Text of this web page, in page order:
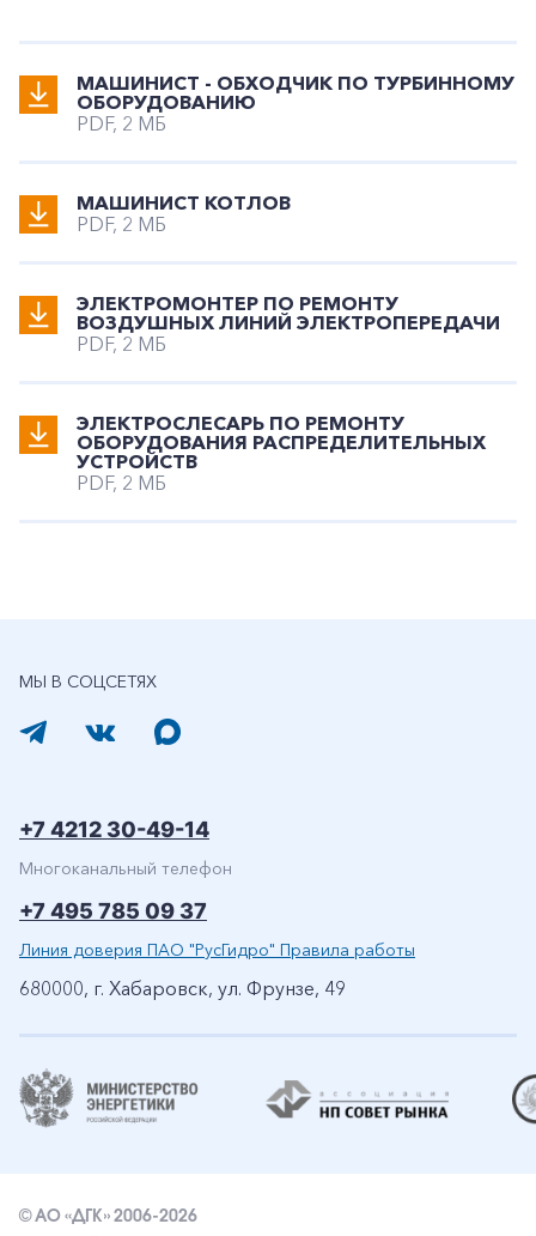
МАШИНИСТ - ОБХОДЧИК ПО ТУРБИННОМУ
ОБОРУДОВАНИЮ
PDF, 2 МБ
МАШИНИСТ КОТЛОВ
PDF, 2 МБ
ЭЛЕКТРОМОНТЕР ПО РЕМОНТУ
ВОЗДУШНЫХ ЛИНИЙ ЭЛЕКТРОПЕРЕДАЧИ
PDF, 2 МБ
ЭЛЕКТРОСЛЕСАРЬ ПО РЕМОНТУ
ОБОРУДОВАНИЯ РАСПРЕДЕЛИТЕЛЬНЫХ
УСТРОЙСТВ
PDF, 2 МБ
МЫ В СОЦСЕТЯХ
+7 4212 30-49-14
Многоканальный телефон
+7 495 785 09 37
Линия доверия ПАО "РусГидро" Правила работы
680000, г. Хабаровск, ул. Фрунзе, 49
© АО «ДГК» 2006-2026